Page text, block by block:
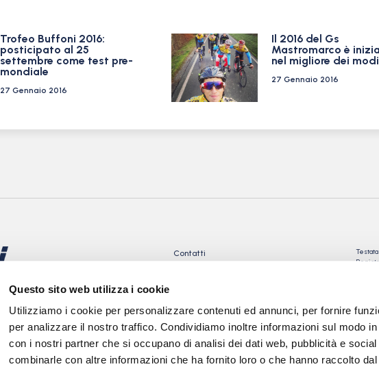
Questo sito web utilizza i cookie
Utilizziamo i cookie per personalizzare contenuti ed annunci, per fornire
per analizzare il nostro traffico. Condividiamo inoltre informazioni sul modo
con i nostri partner che si occupano di analisi dei dati web, pubblicità e
combinarle con altre informazioni che ha fornito loro o che hanno raccolto
Trofeo Buffoni 2016:
posticipato al 25
settembre come test pre-
mondiale
27 Gennaio 2016
Il 2016 del Gs
Mastromarco è
nel migliore dei modi
27 Gennaio 2016
Contatti
Tev
C.
Sede: